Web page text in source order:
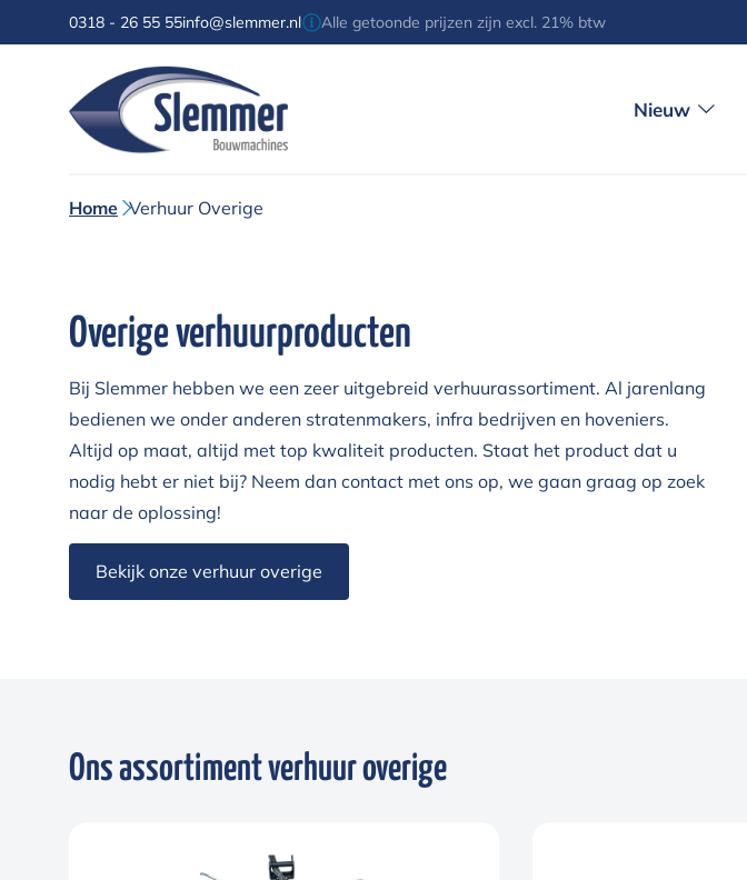
0318 - 26 55 55info@slemmer.nl Alle getoonde prijzen zijn excl. 21% btw
Nieuw
Home Verhuur Overige
Overige verhuurproducten
Bij Slemmer hebben we een zeer uitgebreid verhuurassortiment. Al jarenlang
bedienen we onder anderen stratenmakers, infra bedrijven en hoveniers.
Altijd op maat, altijd met top kwaliteit producten. Staat het product dat u
nodig hebt er niet bij? Neem dan contact met ons op, we gaan graag op zoek
naar de oplossing!
Bekijk onze verhuur overige
Ons assortiment verhuur overige